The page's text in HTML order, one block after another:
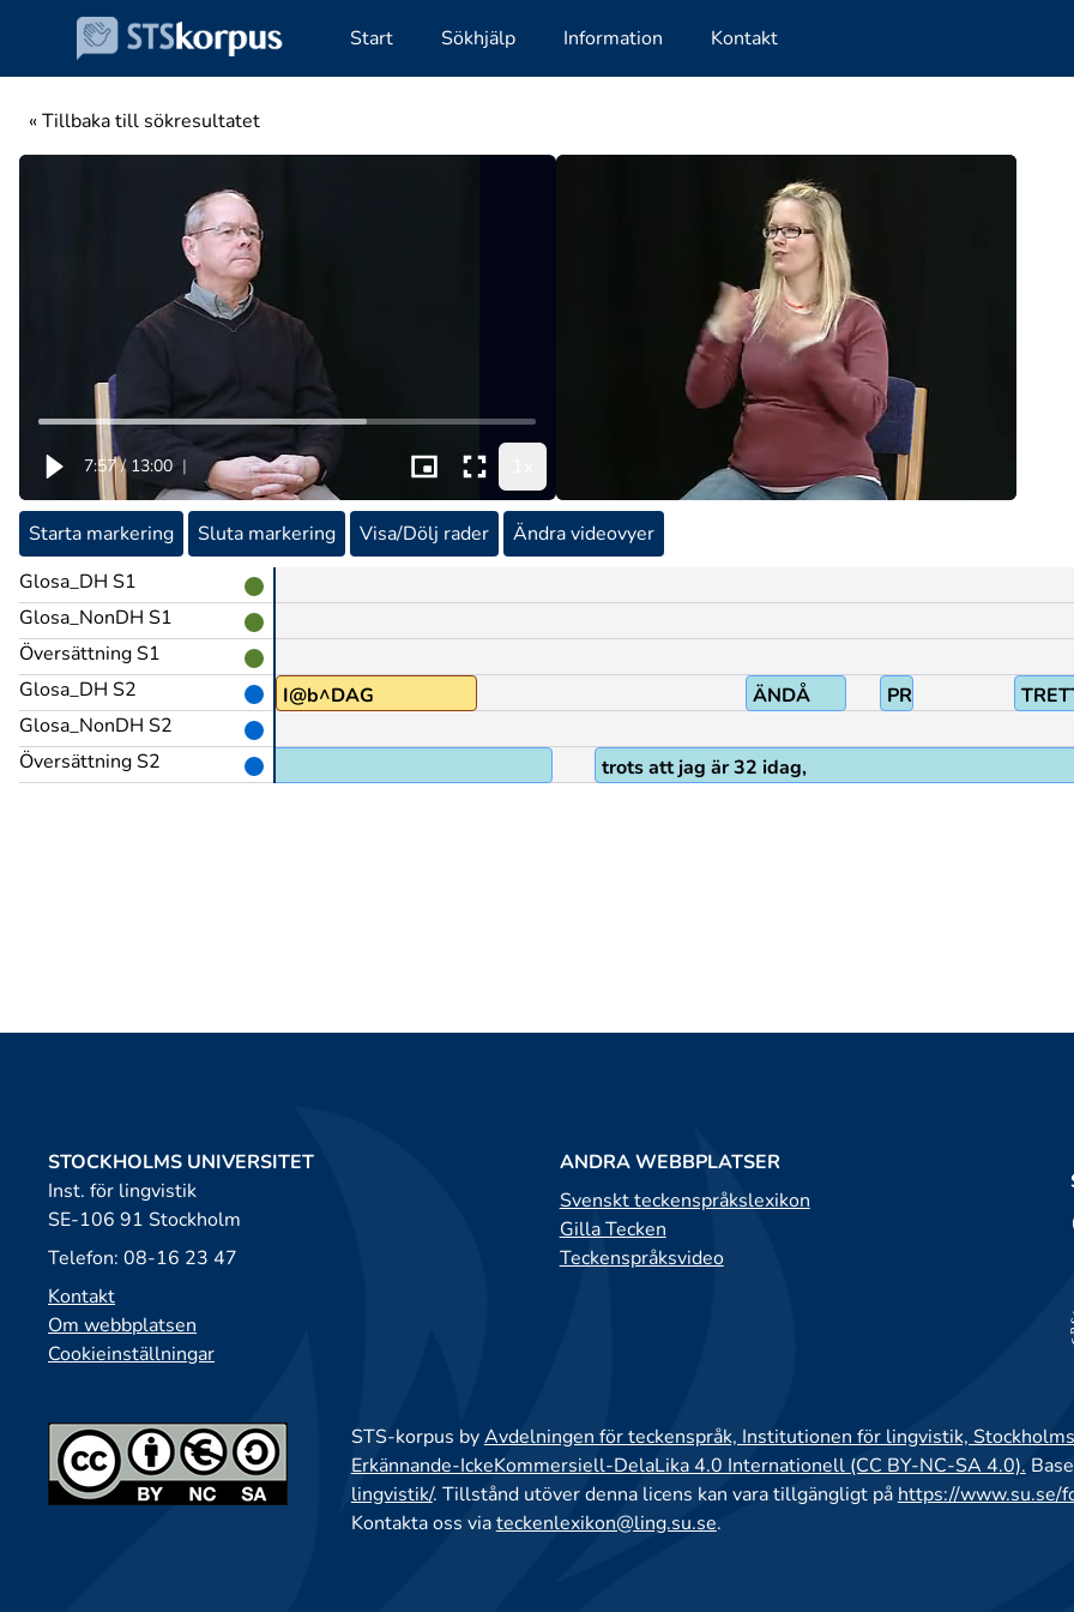
Start Sökhjälp Information Kontakt
« Tillbaka till sökresultatet
7:57 / 13:00 |
Starta markering Sluta markering Visa/Dölj rader
Ändra videovyer
Glosa_DH S1
Glosa_NonDH S1
Översättning S1
Glosa_DH S2
Glosa_NonDH S2
Översättning S2
FORTFARANDE(ml)
I@b^DAG ÄNDÅ PRO1
trots att jag är 32 idag,
STOCKHOLMS UNIVERSITET
Inst. för lingvistik
SE-106 91 Stockholm
Telefon: 08-16 23 47
Kontakt
Om webbplatsen
Cookieinställningar
ANDRA WEBBPLATSER
Svenskt teckenspråkslexikon
Gilla Tecken
Teckenspråksvideo
STS-korpus byAvdelningen för teckenspråk, Institutionen för lingvistik,
Erkännande-IckeKommersiell-DelaLika 4.0 Internationell (CC BY-NC-SA 4.0).
lingvistik/. Tillstånd utöver denna licens kan vara tillgängligt på https://www.su.se/
Kontakta oss viateckenlexikon@ling.su.se.